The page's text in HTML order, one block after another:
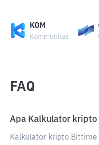
KOM
Kommunitas
FAQ
Apa Kalkulator
Kalkulator kripto